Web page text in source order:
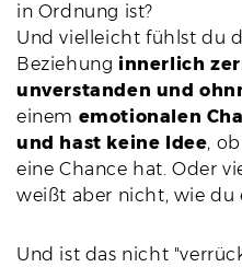
in Ordnung ist?
Und vielleicht fühlst du
Beziehung innerlich
unverstanden und
einem emotionalen
und hast keine Idee,
eine Chance hat. Oder
weißt aber nicht, wie du
Und ist das nicht